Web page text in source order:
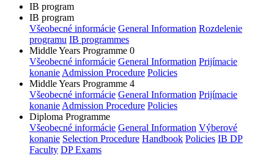
IB program
IB program
Všeobecné informácie General Information Rozdelenie
programu IB programmes
Middle Years Programme 0
Všeobecné informácie General Information Prijímacie
konanie Admission Procedure Policies
Middle Years Programme 4
Všeobecné informácie General Information Prijímacie
konanie Admission Procedure Policies
Diploma Programme
Všeobecné informácie General Information Výberové
konanie Selection Procedure Handbook Policies IB DP
Faculty DP Exams